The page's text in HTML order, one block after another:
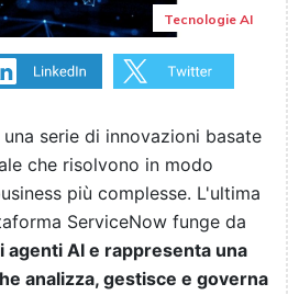
Tecnologie AI
serie di innovazioni basate
che risolvono in modo
più complesse. L'ultima
ServiceNow funge da
AI e rappresenta una
analizza, gestisce e governa